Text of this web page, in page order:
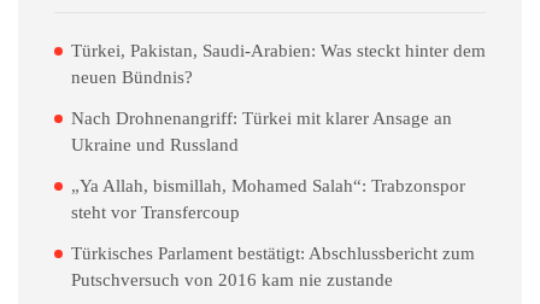
Türkei, Pakistan, Saudi-Arabien: Was steckt hinter dem
neuen Bündnis?
Nach Drohnenangriff: Türkei mit klarer Ansage an
Ukraine und Russland
„Ya Allah, bismillah, Mohamed Salah“: Trabzonspor
steht vor Transfercoup
Türkisches Parlament bestätigt: Abschlussbericht zum
Putschversuch von 2016 kam nie zustande